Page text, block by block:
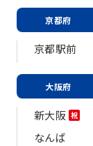
京都府
京都駅前
大阪府
新大阪 祝
なんば